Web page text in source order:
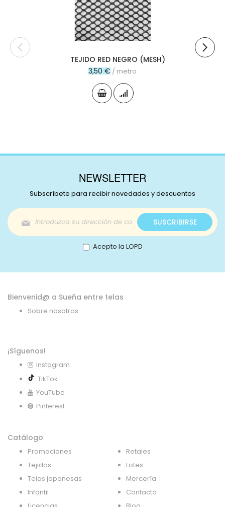
TEJIDO RED NEGRO (MESH)
3,50 € / metro
NEWSLETTER
Subscríbete para recibir novedades y descuentos
Inscríbase
a
nuestro
boletín
de
SUSCRIBIRSE
Acepto la LOPD
Bienvenid@ a Sueña entre telas
Sobre nosotros
¡Síguenos!
Instagram
TikTok
YouTube
Pinterest
Catálogo
Promociones
Tejidos
Telas japonesas
Infantil
Retales
Lotes
Mercería
Contacto